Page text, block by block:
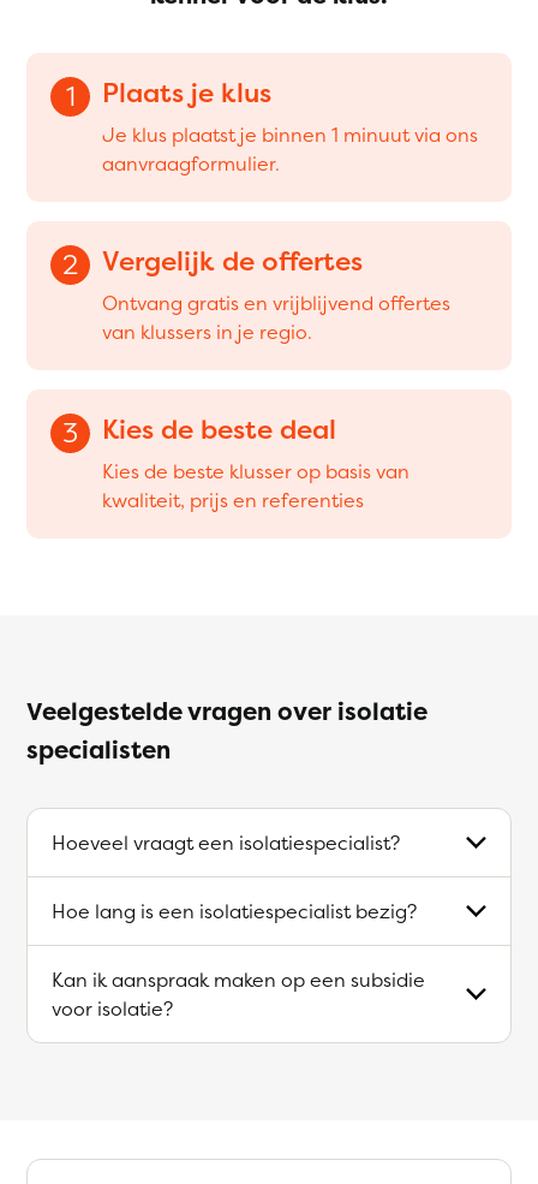
1 Plaats je klus
Je klus plaatst je binnen 1 minuut via ons
aanvraagformulier.
2 Vergelijk de offertes
Ontvang gratis en vrijblijvend offertes
van klussers in je regio.
3 Kies de beste deal
Kies de beste klusser op basis van
kwaliteit, prijs en referenties
Veelgestelde vragen over isolatie
specialisten
Hoeveel vraagt een isolatiespecialist?
Hoe lang is een isolatiespecialist bezig?
Kan ik aanspraak maken op een subsidie
voor isolatie?